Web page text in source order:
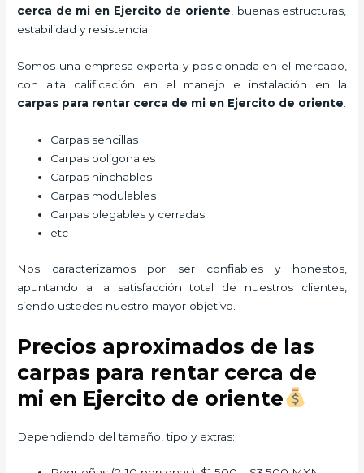
cerca de mi en Ejercito de oriente, buenas estructuras,
estabilidad y resistencia.
Somos una empresa experta y posicionada en el mercado,
con alta calificación en el manejo e instalación en la
carpas para rentar cerca de mi en Ejercito de oriente.
Carpas sencillas
Carpas poligonales
Carpas hinchables
Carpas modulables
Carpas plegables y cerradas
etc
Nos caracterizamos por ser confiables y honestos,
apuntando a la satisfacción total de nuestros clientes,
siendo ustedes nuestro mayor objetivo.
Precios aproximados de las
carpas para rentar cerca de
mi en Ejercito de oriente
Dependiendo del tamaño, tipo y extras: